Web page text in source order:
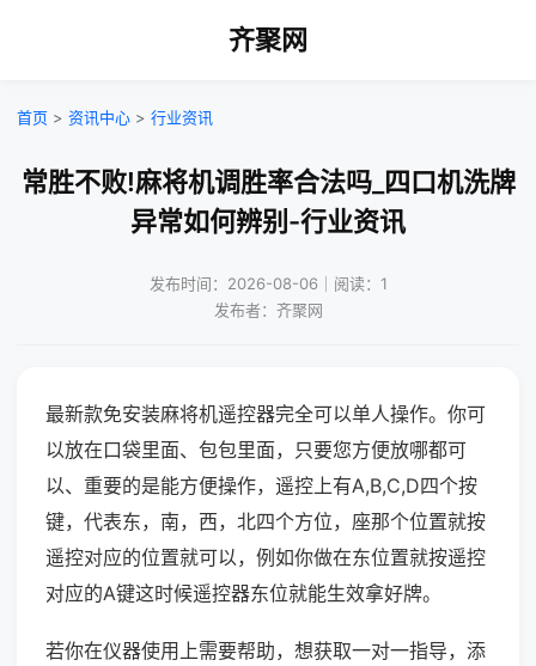
齐聚网
首页 > 资讯中心 > 行业资讯
常胜不败!麻将机调胜率合法吗_四口机洗牌
异常如何辨别-行业资讯
发布时间：2026-08-06｜阅读：1
发布者：齐聚网
最新款免安装麻将机遥控器完全可以单人操作。你可
以放在口袋里面、包包里面，只要您方便放哪都可
以、重要的是能方便操作，遥控上有A,B,C,D四个按
键，代表东，南，西，北四个方位，座那个位置就按
遥控对应的位置就可以，例如你做在东位置就按遥控
对应的A键这时候遥控器东位就能生效拿好牌。
若你在仪器使用上需要帮助，想获取一对一指导，添